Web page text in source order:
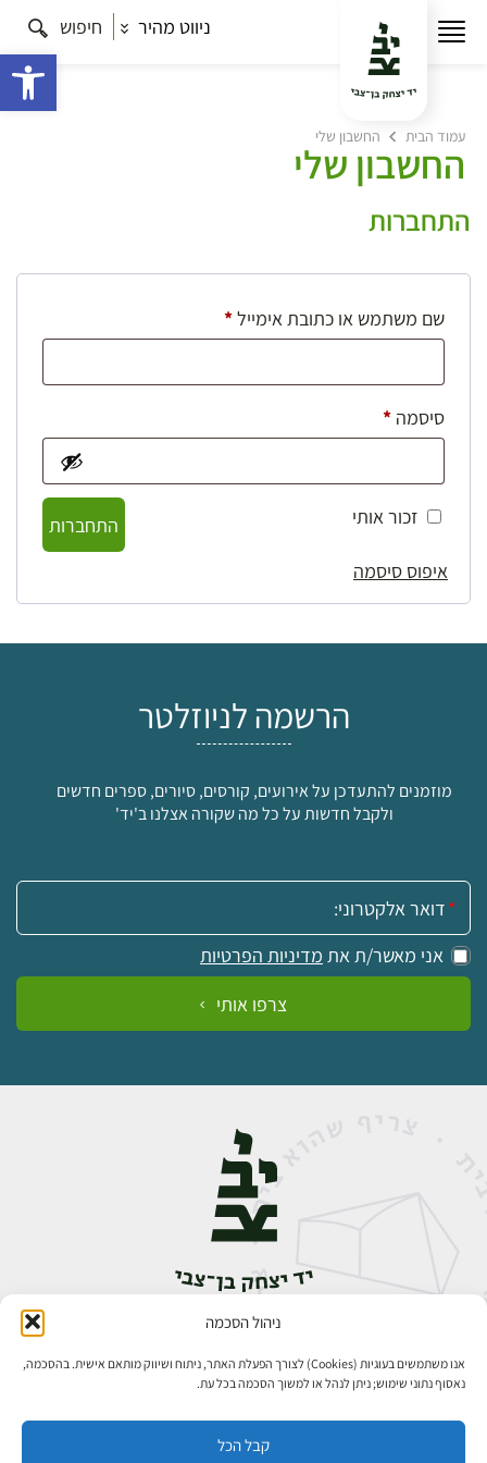
ניהול הסכמה
אנו משתמשים בעוגיות (Cookies) לצורך הפעלת האתר, ניתוח ושיווק מותאם אישית. בהסכמה,
נאסוף נתוני שימוש; ניתן לנהל או למשוך הסכמה בכל עת.
קבל הכל
ניווט מהיר חיפוש
עמוד הבית החשבון שלי
החשבון שלי
התחברות
שם משתמש או כתובת אימייל*חובה
סיסמה *חובה
זכור אותי
התחברות
איפוס סיסמה
הרשמה לניוזלטר
מוזמנים להתעדכן על אירועים, קורסים, סיורים, ספרים חדשים
ולקבל חדשות על כל מה שקורה אצלנו ב'יד'
אימייל:
אני מאשר/ת את מדיניות הפרטיות
צרפו אותי
אבן גבירול 14, רחביה, ירושלים